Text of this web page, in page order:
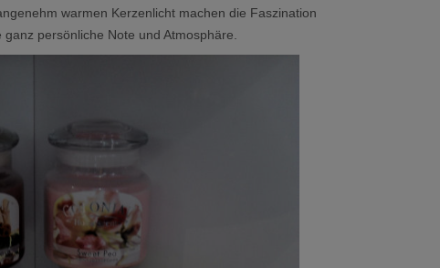
warmen Kerzenlicht machen die Faszination
persönliche Note und Atmosphäre.